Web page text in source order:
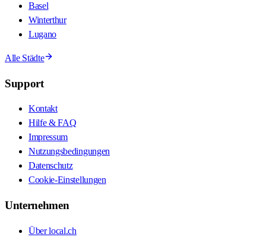
Basel
Winterthur
Lugano
Alle Städte
Support
Kontakt
Hilfe & FAQ
Impressum
Nutzungsbedingungen
Datenschutz
Cookie-Einstellungen
Unternehmen
Über local.ch